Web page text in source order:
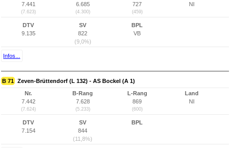
7.441
(7.623)
6.685
(4.300)
727
(459)
NI
DTV
9.135
SV
822
(9,0%)
BPL
VB
Infos...
B 71 Zeven-Brüttendorf (L 132) - AS Bockel (A 1)
Nr.
7.442
(7.624)
B-Rang
7.628
(5.233)
L-Rang
869
(600)
Land
NI
DTV
7.154
SV
844
(11,8%)
BPL